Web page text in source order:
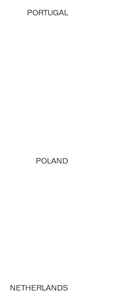
PORTUGAL
POLAND
NETHERLANDS